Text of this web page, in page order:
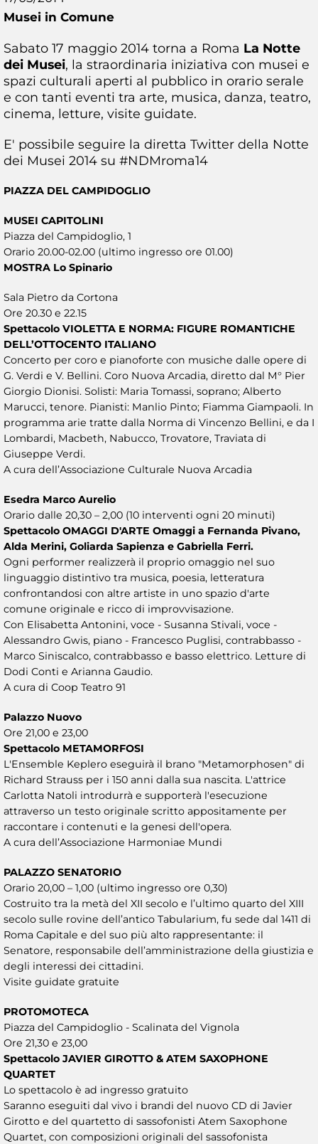
Musei in Comune
Sabato 17 maggio 2014 torna a Roma La Notte
dei Musei, la straordinaria iniziativa con musei e
spazi culturali aperti al pubblico in orario serale
e con tanti eventi tra arte, musica, danza, teatro,
cinema, letture, visite guidate.
E' possibile seguire la diretta Twitter della Notte
dei Musei 2014 su #NDMroma14
PIAZZA DEL CAMPIDOGLIO
MUSEI CAPITOLINI
Piazza del Campidoglio, 1
Orario 20.00-02.00 (ultimo ingresso ore 01.00)
MOSTRA Lo Spinario
Sala Pietro da Cortona
Ore 20.30 e 22.15
Spettacolo VIOLETTA E NORMA: FIGURE ROMANTICHE
DELL’OTTOCENTO ITALIANO
Concerto per coro e pianoforte con musiche dalle opere di
G. Verdi e V. Bellini. Coro Nuova Arcadia, diretto dal M° Pier
Giorgio Dionisi. Solisti: Maria Tomassi, soprano; Alberto
Marucci, tenore. Pianisti: Manlio Pinto; Fiamma Giampaoli. In
programma arie tratte dalla Norma di Vincenzo Bellini, e da I
Lombardi, Macbeth, Nabucco, Trovatore, Traviata di
Giuseppe Verdi.
A cura dell’Associazione Culturale Nuova Arcadia
Esedra Marco Aurelio
Orario dalle 20,30 – 2,00 (10 interventi ogni 20 minuti)
Spettacolo OMAGGI D'ARTE Omaggi a Fernanda Pivano,
Alda Merini, Goliarda Sapienza e Gabriella Ferri.
Ogni performer realizzerà il proprio omaggio nel suo
linguaggio distintivo tra musica, poesia, letteratura
confrontandosi con altre artiste in uno spazio d'arte
comune originale e ricco di improvvisazione.
Con Elisabetta Antonini, voce - Susanna Stivali, voce -
Alessandro Gwis, piano - Francesco Puglisi, contrabbasso -
Marco Siniscalco, contrabbasso e basso elettrico. Letture di
Dodi Conti e Arianna Gaudio.
A cura di Coop Teatro 91
Palazzo Nuovo
Ore 21,00 e 23,00
Spettacolo METAMORFOSI
L'Ensemble Keplero eseguirà il brano "Metamorphosen" di
Richard Strauss per i 150 anni dalla sua nascita. L'attrice
Carlotta Natoli introdurrà e supporterà l'esecuzione
attraverso un testo originale scritto appositamente per
raccontare i contenuti e la genesi dell'opera.
A cura dell’Associazione Harmoniae Mundi
PALAZZO SENATORIO
Orario 20,00 – 1,00 (ultimo ingresso ore 0,30)
Costruito tra la metà del XII secolo e l’ultimo quarto del XIII
secolo sulle rovine dell’antico Tabularium, fu sede dal 1411 di
Roma Capitale e del suo più alto rappresentante: il
Senatore, responsabile dell’amministrazione della giustizia e
degli interessi dei cittadini.
Visite guidate gratuite
PROTOMOTECA
Piazza del Campidoglio - Scalinata del Vignola
Ore 21,30 e 23,00
Spettacolo JAVIER GIROTTO & ATEM SAXOPHONE
QUARTET
Lo spettacolo è ad ingresso gratuito
Saranno eseguiti dal vivo i brandi del nuovo CD di Javier
Girotto e del quartetto di sassofonisti Atem Saxophone
Quartet, con composizioni originali del sassofonista